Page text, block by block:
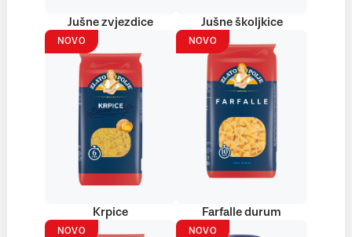
Jušne zvjezdice Jušne školjkice
NOVO
Krpice
NOVO
Farfalle durum
NOVO NOVO